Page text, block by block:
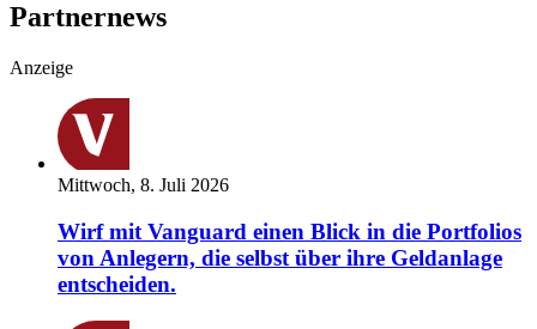
Partnernews
Anzeige
Mittwoch, 8. Juli 2026
Wirf mit Vanguard einen Blick in die Portfolios
von Anlegern, die selbst über ihre Geldanlage
entscheiden.